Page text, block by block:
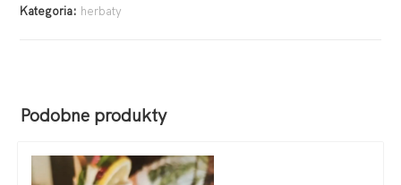
Kategoria: herbaty
Podobne produkty